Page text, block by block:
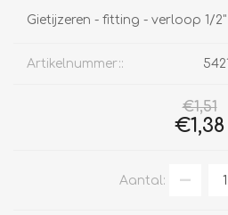
Gietijzeren - fitting - verloop 1/
Artikelnummer:: 5421
€1,51
€1,38
Aantal: